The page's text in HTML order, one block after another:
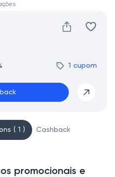
1 cupom
( 1 ) Cashback
promocionais e